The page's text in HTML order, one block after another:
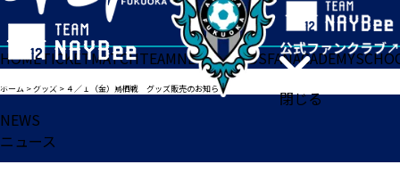
閉じる
HOMETICKETMATCHTEAMNEWSGOODSFANACADEMY
ホーム >グッズ > ４／１（金）鳥栖戦 グッズ販売のお知らせ
NEWS
ニュース